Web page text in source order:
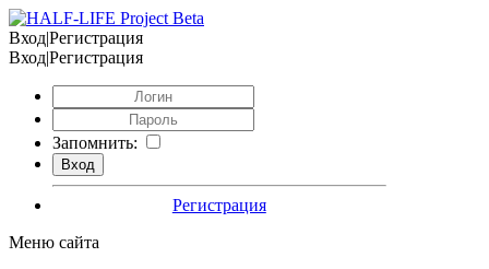
Вход|Регистрация
Вход|Регистрация
Запомнить:
Регистрация
Меню сайта